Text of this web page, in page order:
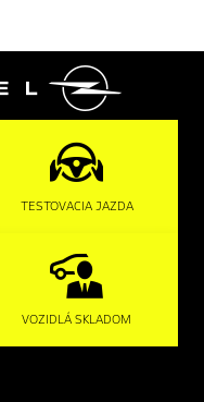
TESTOVACIA JAZDA
VOZIDLÁ SKLADOM